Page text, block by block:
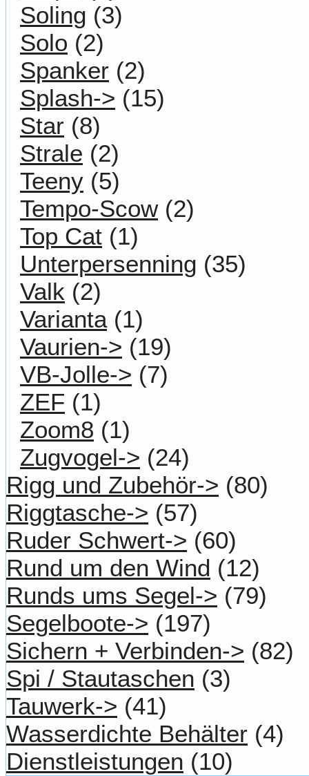
Soling (3)
Solo (2)
Spanker (2)
Splash-> (15)
Star (8)
Strale (2)
Teeny (5)
Tempo-Scow(2)
Top Cat (1)
Unterpersenning (35)
Valk (2)
Varianta(1)
Vaurien-> (19)
VB-Jolle-> (7)
ZEF (1)
Zoom8 (1)
Zugvogel-> (24)
Rigg und Zubehör-> (80)
Riggtasche-> (57)
Ruder Schwert-> (60)
Rund um den Wind (12)
Runds ums Segel-> (79)
Segelboote-> (197)
Sichern + Verbinden-> (82)
Spi / Stautaschen (3)
Tauwerk-> (41)
Wasserdichte Behälter (4)
Dienstleistungen (10)